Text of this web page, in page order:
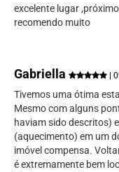
excelente lugar
recomendo muito
Gabriella |
Tivemos uma ótima
Mesmo com alguns
haviam sido descritos)
(aquecimento) em um
imóvel compensa.
é extremamente bem